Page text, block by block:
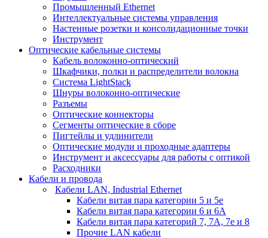
Промышленный Ethernet
Интеллектуальные системы управления
Настенные розетки и консолидационные точки
Инструмент
Оптические кабельные системы
Кабель волоконно-оптический
Шкафчики, полки и распределители волокна
Система LightStack
Шнуры волоконно-оптические
Разъемы
Оптические коннекторы
Сегменты оптические в сборе
Пигтейлы и удлинители
Оптические модули и проходные адаптеры
Инструмент и аксессуары для работы с оптикой
Расходники
Кабели и провода
Кабели LAN, Industrial Ethernet
Кабели витая пара категории 5 и 5е
Кабели витая пара категории 6 и 6A
Кабели витая пара категорий 7, 7А, 7е и 8
Прочие LAN кабели